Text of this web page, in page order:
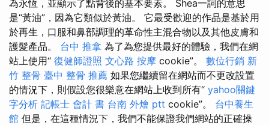
為永恆，並顯示了點背後的基本要素。 Shea一詞的意思
是“黃油”，因為它類似於黃油。 它最受歡迎的作品是基於用
於再生，口服和鼻部調理的革命性主混合物以及其他皮膚和
護髮產品。 台中 推拿 為了為您提供最好的體驗，我們在網
站上使用“ 復健師證照 文心路 按摩 cookie”。 數位行銷 新
竹 整骨 臺中 整骨 推薦 如果您繼續留在網站而不更改設置
的情況下，則假設您很樂意在網站上收到所有“ yahoo關鍵
字分析 記帳士 會計 書 台南 外燴 ptt cookie”。 台中養生
館 但是，在這種情況下，我們不能保證我們網站的正確操